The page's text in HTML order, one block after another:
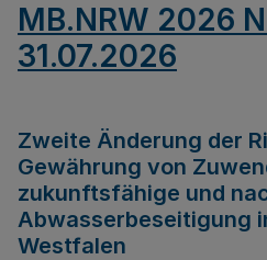
MB.NRW 2026
31.07.2026
Zweite Änderung der
Gewährung von
zukunftsfähige und
Abwasserbeseitigung
Westfalen